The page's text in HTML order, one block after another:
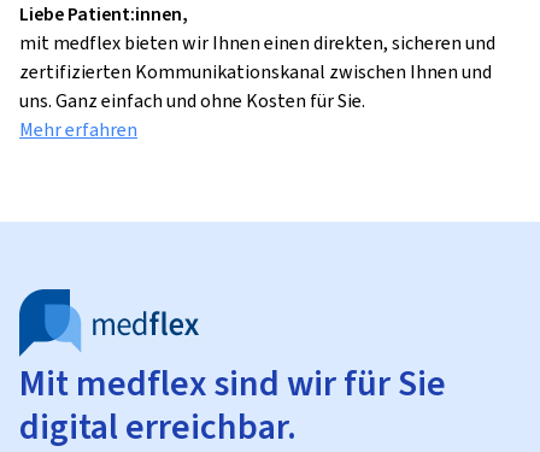
Liebe Patient:innen,
mit medflex bieten wir Ihnen einen direkten, sicheren und
zertifizierten Kommunikationskanal zwischen Ihnen und
uns. Ganz einfach und ohne Kosten für Sie.
Mehr erfahren
Mit medflex sind wir für Sie
digital erreichbar.